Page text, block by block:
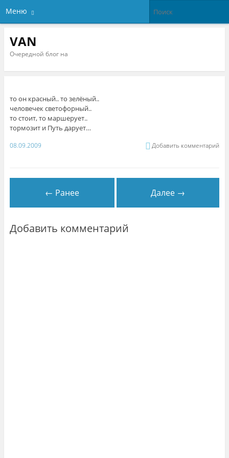
Меню
VAN
Очередной блог на
то он красный.. то зелёный..
человечек светофорный..
то стоит, то маршерует..
тормозит и Путь дарует…
08.09.2009 Добавить комментарий
← Ранее Далее →
Добавить комментарий